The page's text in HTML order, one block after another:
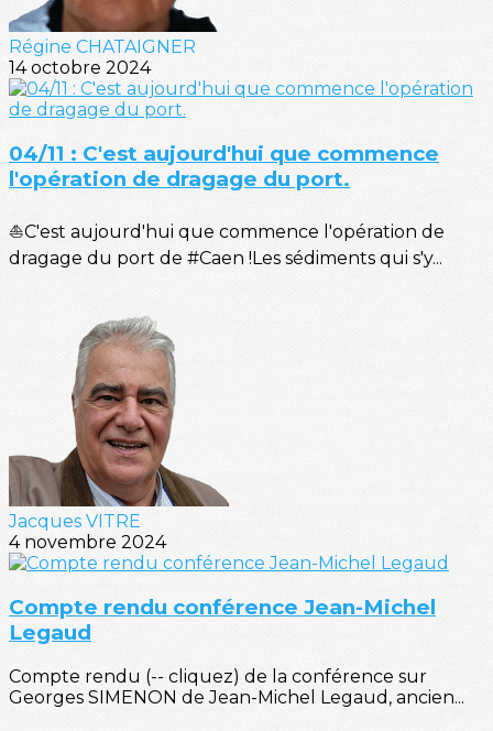
Régine CHATAIGNER
14 octobre 2024
04/11 : C'est aujourd'hui que commence
l'opération de dragage du port.
⛵C'est aujourd'hui que commence l'opération de
dragage du port de #Caen !Les sédiments qui s'y...
Jacques VITRE
4 novembre 2024
Compte rendu conférence Jean-Michel
Legaud
Compte rendu (-- cliquez) de la conférence sur
Georges SIMENON de Jean-Michel Legaud, ancien...